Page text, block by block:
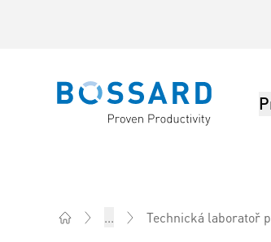
Bossard homepage
... Technická laboratoř